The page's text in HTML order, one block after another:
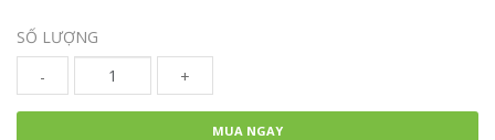
SỐ LƯỢNG
-
+
MUA NGAY